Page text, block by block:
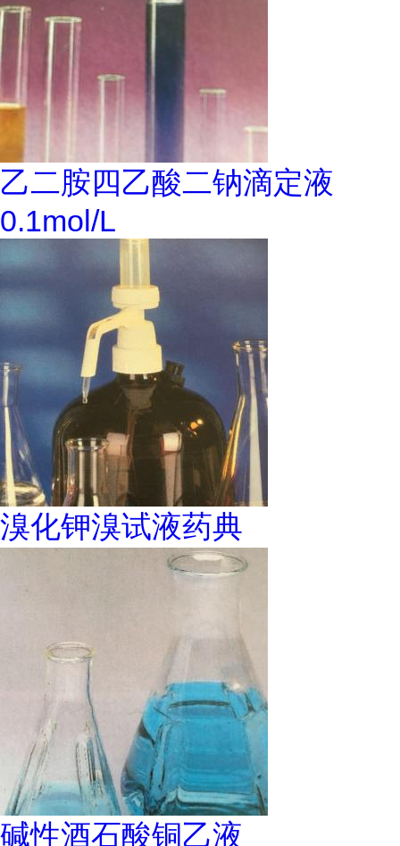
乙二胺四乙酸二钠滴定液
0.1mol/L
溴化钾溴试液药典
碱性酒石酸铜乙液